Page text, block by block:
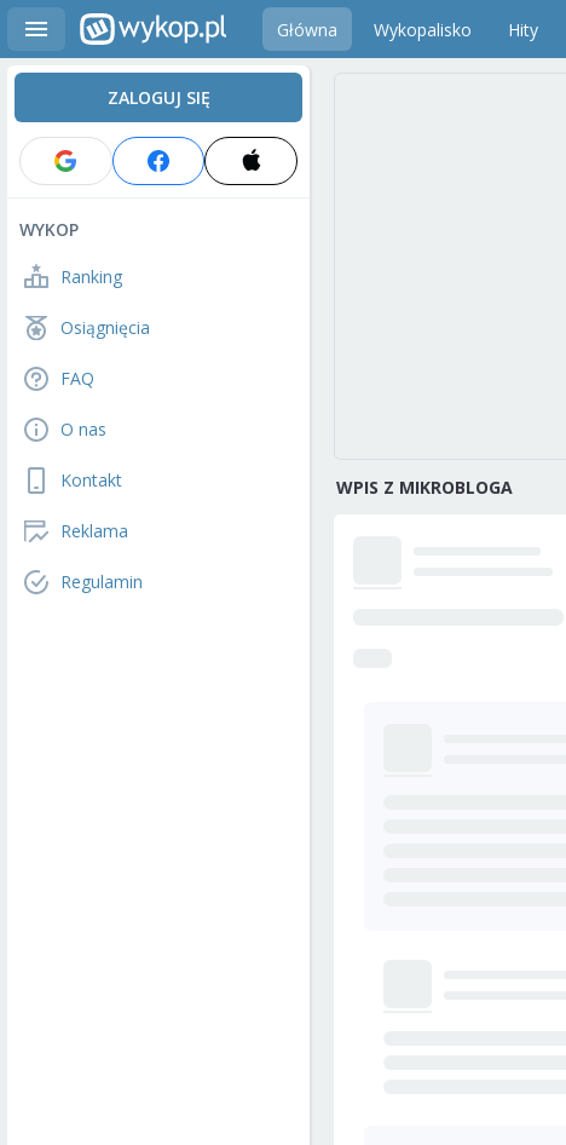
Główna Wykopalisko Hity
ZALOGUJ SIĘ
WYKOP
Ranking
Osiągnięcia
FAQ
O nas
Kontakt
Reklama
Regulamin
WPIS Z MIKROBLOGA